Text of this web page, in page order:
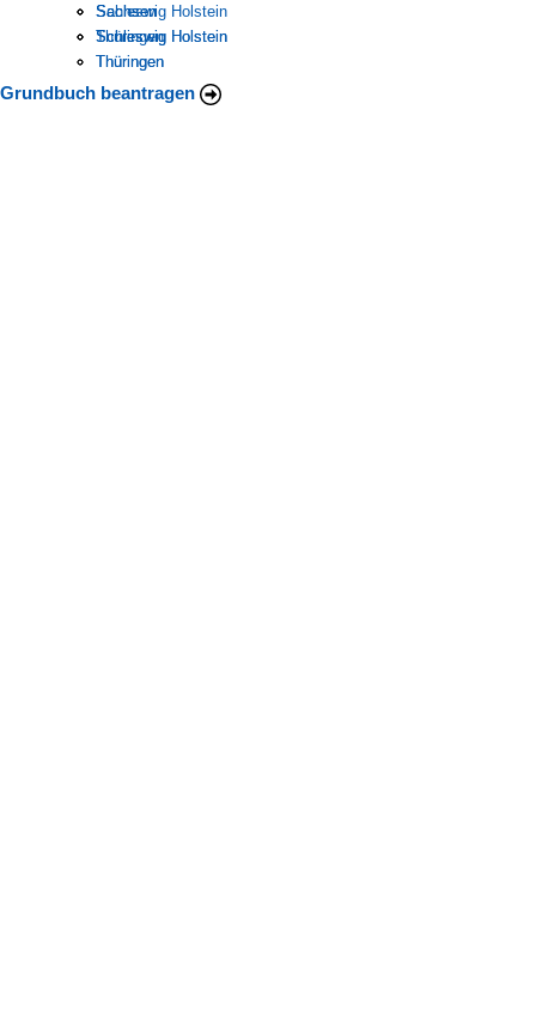
Schleswig Holstein
Thüringen
Grundbuch beantragen
Sachsen
Schleswig Holstein
Thüringen
Sachsen
Schleswig Holstein
Thüringen